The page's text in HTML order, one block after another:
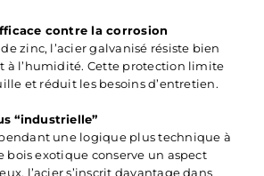
contre la corrosion
zinc, l’acier galvanisé résiste bien
à l’humidité. Cette protection limite
et réduit les besoins d’entretien.
“industrielle”
une logique plus technique à
bois exotique conserve un aspect
l’acier s’inscrit davantage dans